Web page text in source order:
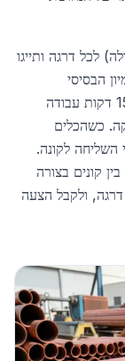
לכל דרגה ותייגו
הבסיסי
לשלוש-ארבע קטגוריות אינו מוסיף יותר מ-10–15 דקות עבודה
כשהכלים
השליחה לקונה.
קונים בצורה
ולקבל הצעה